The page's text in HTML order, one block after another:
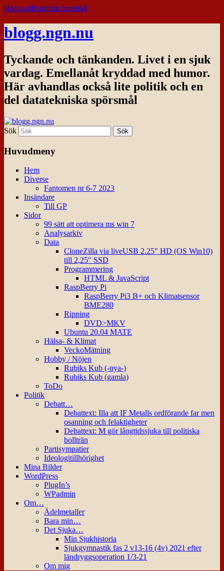
Hoppa till primärt innehåll
blogg.ngn.nu
Tyckande och tänkanden. Livet i en sjuk
vardag. Emellanåt kryddad med humor.
Här avhandlas också lite politik och en
del datatekniska spörsmål
Sök
Huvudmeny
Hem
Diverse
Fantomen nr 6-7 2023
Insändare
Till GP
Sidor
99 sätt att optimera ms win 7
Analysarkiv
Data
CloneZilla via liveUSB 2.25″ HD (OS Win10)
till 2,25″ SSD
Programmering
HTML & JavaScript
RaspBerry Pi
RaspBerry Pi3 B+ och Klimatsensor
BME280
Ripping
DVD>MKV
Ubuntu 20.04 MATE
Hälsa- & Klimat
VeckoMätning
Hobby / Nöjen
Rubiks Kub (-nya-)
Rubiks Kub (gamla)
ToDo
Politik
Debatt…
Debattext: Illa att IF Metalls ordförande far men
osanning och felaktigheter
Debattext: M gör långtidssjuka till politiska
bollträn
Partisympatier
Ideologitillhörighet
Mina Bilder
WordPress
PlugIn’s
WPadmin
Om…
Ädelmetaller
Bara min…
Det Sjuka…
Min Sjukhistoria
Sjukgymnastik fas 2 v13-16 (4v) 2021 efter
ländryggsoperation 1/3-21
Om mig